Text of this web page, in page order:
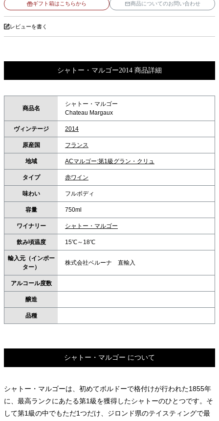
ギフト箱はこちらから 商品についてのお問い合わせ
レビューを書く
シャトー・マルゴー2014 商品詳細
商品名
シャトー・マルゴー
Chateau Margaux
ヴィンテージ 2014
原産国 フランス
地域 ACマルゴー:第1級グラン・クリュ
タイプ 赤ワイン
味わい フルボディ
容量 750ml
ワイナリー シャトー・マルゴー
飲み頃温度 15℃～18℃
輸入元（インポー
ター）
株式会社ベルーナ 直輸入
アルコール度数
醸造
品種
シャトー・マルゴー について
シャトー・マルゴーは、初めてボルドーで格付けが行われた1855年
に、最高ランクにあたる第1級を獲得したシャトーのひとつです。そ
して第1級の中でもただ1つだけ、ジロンド県のテイスティングで最